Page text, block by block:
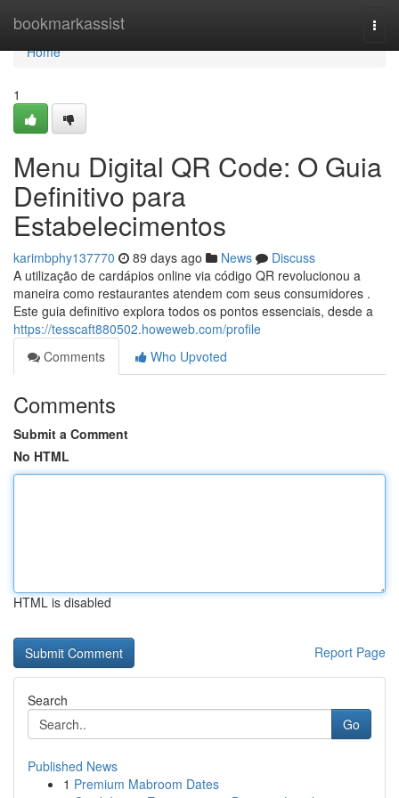
bookmarkassist
Home
Home
1
Menu Digital QR Code: O Guia
Definitivo para
Estabelecimentos
karimbphy137770 89 days ago News
Discuss
A utilização de cardápios online via código QR revolucionou a
maneira como restaurantes atendem com seus consumidores .
Este guia definitivo explora todos os pontos essenciais, desde a
https://tesscaft880502.howeweb.com/profile
Comments
Who Upvoted
Comments
Submit a Comment
No HTML
HTML is disabled
Report Page
Search
Go
Published News
1 Premium Mabroom Dates